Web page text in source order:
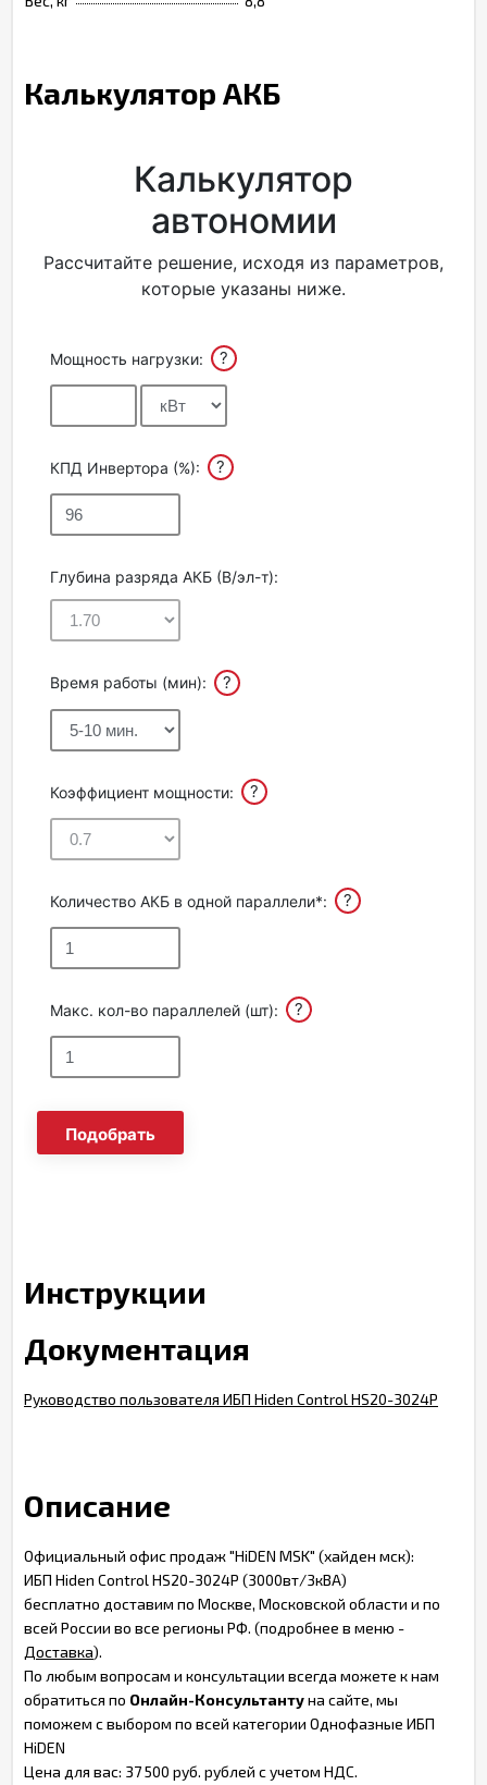
Калькулятор АКБ
Калькулятор
автономии
Рассчитайте решение, исходя из параметров,
которые указаны ниже.
Мощность нагрузки: ?
КПД Инвертора (%): ?
Глубина разряда АКБ (В/эл-т):
Время работы (мин): ?
Коэффициент мощности: ?
Количество АКБ в одной параллели*: ?
Макс. кол-во параллелей (шт): ?
Подобрать
Инструкции
Документация
Руководство пользователя ИБП Hiden Control HS20-3024P
Описание
Официальный офис продаж "HiDEN MSK" (хайден мск):
ИБП Hiden Control HS20-3024P (3000вт/3кВА)
бесплатно доставим по Москве, Московской области и по
всей России во все регионы РФ. (подробнее в меню -
Доставка).
По любым вопросам и консультации всегда можете к нам
обратиться по Онлайн-Консультантуна сайте, мы
поможем с выбором по всей категории Однофазные ИБП
HiDEN
Цена для вас: 37 500 руб. рублей с учетом НДС.